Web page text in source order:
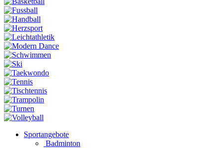
Sportangebote
Badminton